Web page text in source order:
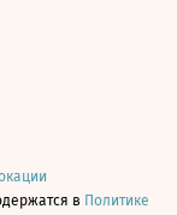
в Политике